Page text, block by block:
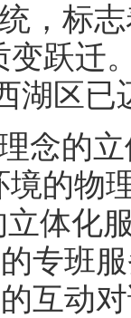
，标
变跃迁
湖区已
念的
的物
体化
专班
互动